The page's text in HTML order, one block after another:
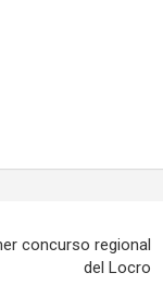
concurso regional
del Locro